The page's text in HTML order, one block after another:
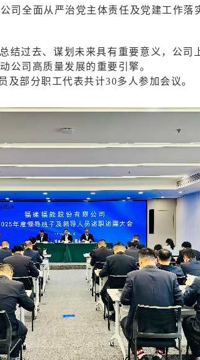
司全面从严治党主体责任及党建工作落
结过去、谋划未来具有重要意义，公司
公司高质量发展的重要引擎。
及部分职工代表共计30多人参加会议。